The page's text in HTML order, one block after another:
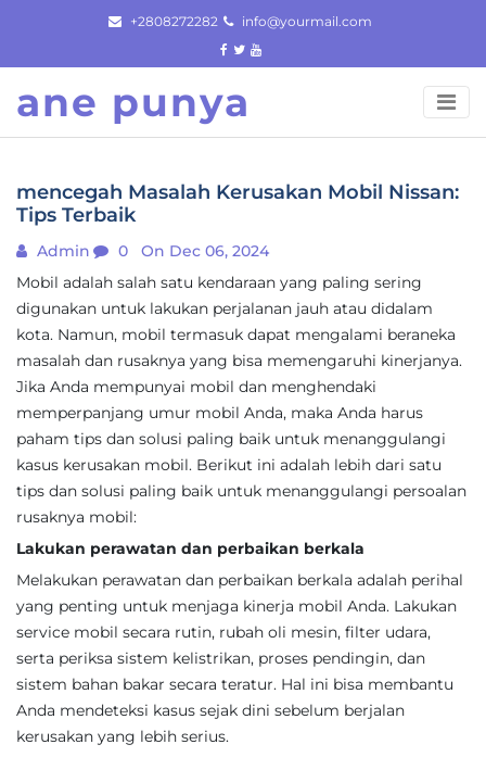
content
+2808272282 info@yourmail.com
ane punya
mencegah Masalah Kerusakan Mobil Nissan:
Tips Terbaik
Admin 0
On Dec 06, 2024
Mobil adalah salah satu kendaraan yang paling sering
digunakan untuk lakukan perjalanan jauh atau didalam
kota. Namun, mobil termasuk dapat mengalami beraneka
masalah dan rusaknya yang bisa memengaruhi kinerjanya.
Jika Anda mempunyai mobil dan menghendaki
memperpanjang umur mobil Anda, maka Anda harus
paham tips dan solusi paling baik untuk menanggulangi
kasus kerusakan mobil. Berikut ini adalah lebih dari satu
tips dan solusi paling baik untuk menanggulangi persoalan
rusaknya mobil:
Lakukan perawatan dan perbaikan berkala
Melakukan perawatan dan perbaikan berkala adalah perihal
yang penting untuk menjaga kinerja mobil Anda. Lakukan
service mobil secara rutin, rubah oli mesin, filter udara,
serta periksa sistem kelistrikan, proses pendingin, dan
sistem bahan bakar secara teratur. Hal ini bisa membantu
Anda mendeteksi kasus sejak dini sebelum berjalan
kerusakan yang lebih serius.